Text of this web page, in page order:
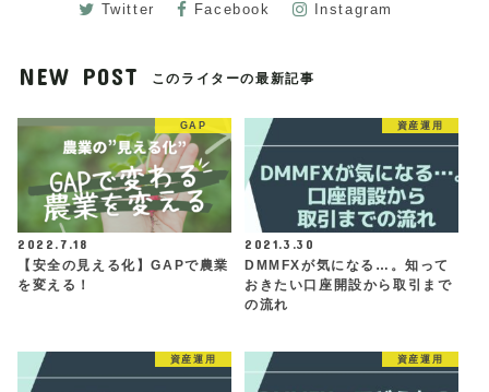
Twitter Facebook Instagram
NEW POST このライターの最新記事
GAP
2022.7.18
【安全の見える化】GAPで農業
を変える！
資産運用
2021.3.30
DMMFXが気になる…。知って
おきたい口座開設から取引まで
の流れ
資産運用 資産運用